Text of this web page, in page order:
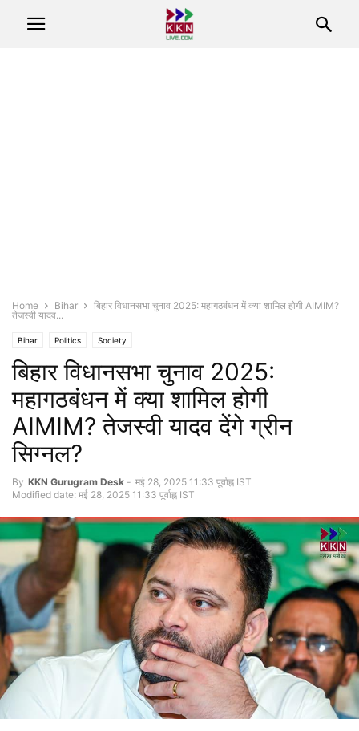
Home Bihar
बिहार विधानसभा चुनाव 2025: महागठबंधन में क्या शामिल होगी AIMIM?
तेजस्वी यादव...
Bihar Politics Society
बिहार विधानसभा चुनाव 2025:
महागठबंधन में क्या शामिल होगी
AIMIM? तेजस्वी यादव देंगे ग्रीन
सिग्नल?
By KKN Gurugram Desk - मई 28, 2025 11:33 पूर्वाह्न IST
Modified date: मई 28, 2025 11:33 पूर्वाह्न IST